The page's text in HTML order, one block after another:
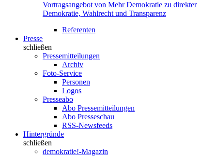
Vortragsangebot von Mehr Demokratie zu direkter
Demokratie, Wahlrecht und Transparenz
Referenten
Presse
schließen
Pressemitteilungen
Archiv
Foto-Service
Personen
Logos
Presseabo
Abo Pressemitteilungen
Abo Presseschau
RSS-Newsfeeds
Hintergründe
schließen
demokratie!-Magazin